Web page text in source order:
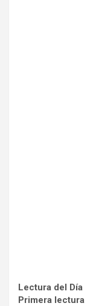
Lectura del Día
Primera lectura